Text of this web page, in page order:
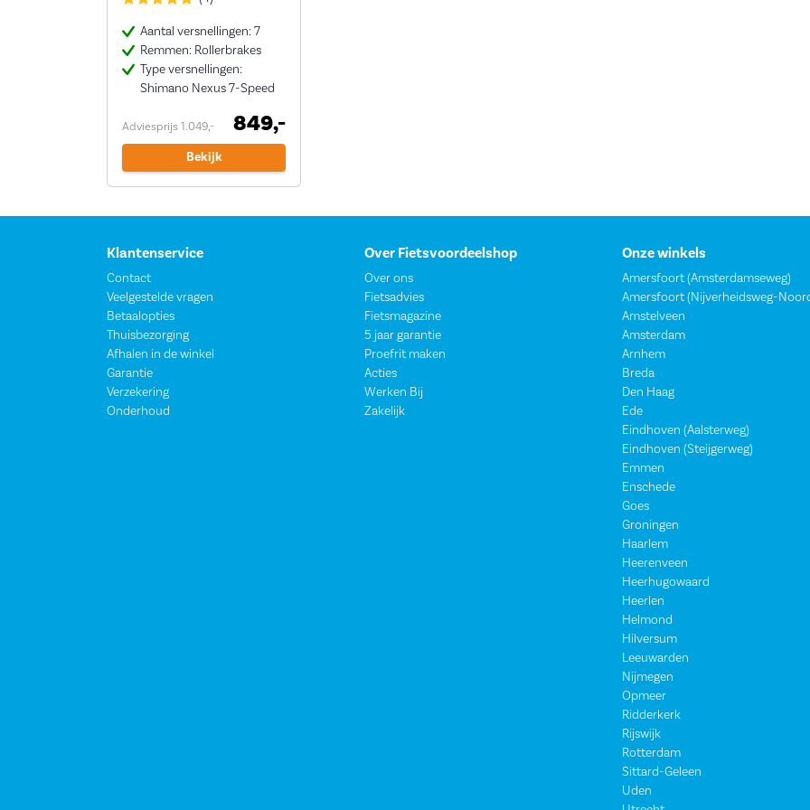
Aantal versnellingen: 7
Remmen: Rollerbrakes
Type versnellingen:
Shimano Nexus 7-Speed
Adviesprijs 1.049,- 849,-
Bekijk
Klantenservice
Contact
Veelgestelde vragen
Betaalopties
Thuisbezorging
Afhalen in de winkel
Garantie
Verzekering
Onderhoud
Over Fietsvoordeelshop
Over ons
Fietsadvies
Fietsmagazine
5 jaar garantie
Proefrit maken
Acties
Werken Bij
Zakelijk
Onze winkels
Amersfoort (Amsterdamseweg)
Amersfoort (Nijverheidsweg-
Amstelveen
Amsterdam
Arnhem
Breda
Den Haag
Ede
Eindhoven (Aalsterweg)
Eindhoven (Steijgerweg)
Emmen
Enschede
Goes
Groningen
Haarlem
Heerenveen
Heerhugowaard
Heerlen
Helmond
Hilversum
Leeuwarden
Nijmegen
Opmeer
Ridderkerk
Rijswijk
Rotterdam
Sittard-Geleen
Uden